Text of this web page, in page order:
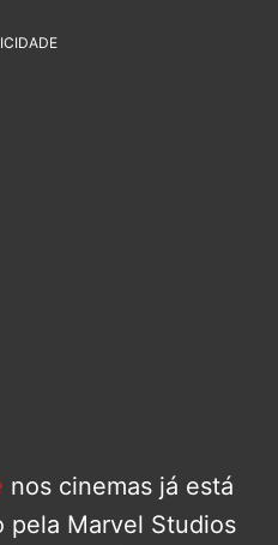
nos cinemas já está
pela Marvel Studios